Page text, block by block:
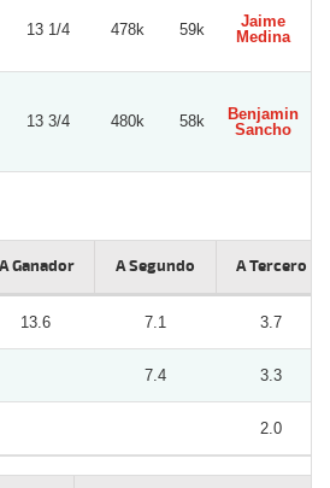
13 1/4 478k 59k
Jaime
Medina
13 3/4 480k 58k
Benjamin
Sancho
A Ganador A Segundo A Tercero
13.6 7.1 3.7
7.4 3.3
2.0